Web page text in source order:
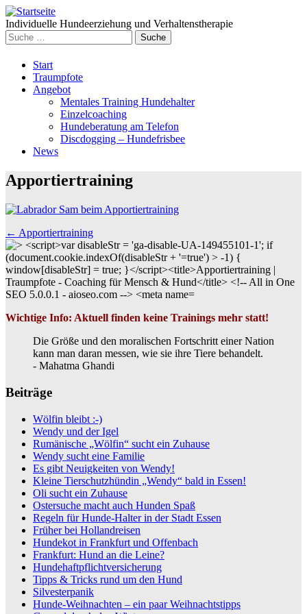
Individuelle Hundeerziehung und Verhaltenstherapie
Suche
nach:
Weiter
zum
Inhalt
Start
Traumpfote
Angebot
Mentales Training Hundehalter
Einzelcoaching
Hundeberatung am Telefon
Discdogging – Hundefrisbee
News
Apportiertraining
Beitrags
Navigation
← Apportiertraining
Wichtige Info: Aktuell finden keine Trainings mehr statt!
Die Größe und den moralischen Fortschritt einer Nation
kann man daran messen, wie sie ihre Tiere behandelt.
- Mahatma Ghandi
Beiträge
Wölfin bleibt :-)
Wendy und der Igel
Rumänische „Wölfin“ sucht ein Zuhause
Wendy sucht eine Familie
Es gibt Neuigkeiten von Wendy!
Kleine Tierschutzhündin „Wendy“ bald in Essen!
Oli sucht ein Zuhause
Ostersuche macht auch Hunden Spaß
Regeln für Hunde-Halter in der Stadt Essen
Früher bei Hollandreisen
Hundekot in Frankfurt und Offenbach
Frankfurt: Hund an die Leine?
Hundehaftpflichtversicherung
Tipps & Tricks rund um den Hund
Silvesterpanik
Hunde-Weihnachten – ein paar Weihnachtstipps